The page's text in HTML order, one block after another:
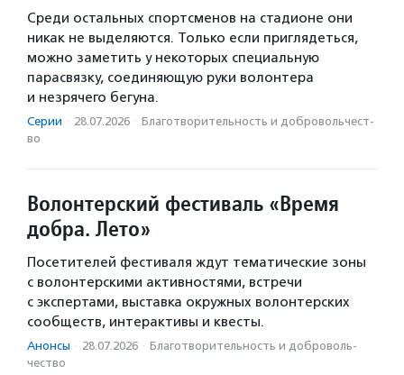
Среди остальных спортсменов на стадионе они
никак не выделяются. Только если приглядеться,
можно заметить у некоторых специальную
парасвязку, соединяющую руки волонтера
и незрячего бегуна.
Серии · 28.07.2026 · Благотвори­тель­ность и доброволь­чест­
во
Волонтерский фестиваль «Время
добра. Лето»
Посетителей фестиваля ждут тематические зоны
с волонтерскими активностями, встречи
с экспертами, выставка окружных волонтерских
сообществ, интерактивы и квесты.
Анонсы · 28.07.2026 · Благотвори­тель­ность и доброволь­
чест­во